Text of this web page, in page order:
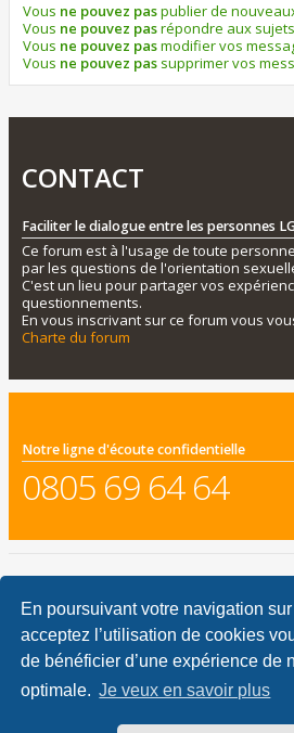
En poursuivant votre navigation
acceptez l’utilisation de cookies
de bénéficier d’une expérience de
optimale. Je veux en savoir plus
Vous ne pouvez paspublier de
Vous ne pouvez pasrépondre aux
Vous ne pouvez pasmodifier vos
Vous ne pouvez pas supprimer vos
CONTACT
Faciliter le dialogue entre les personnes
Ce forum est à l'usage de toute
par les questions de l'orientation
C'est un lieu pour partager vos
questionnements.
En vous inscrivant sur ce forum vous
Charte du forum
Notre ligne d'écoute confidentielle
0805 69 64 64
Nous sommes le 08 août
® Forum
Traduction française